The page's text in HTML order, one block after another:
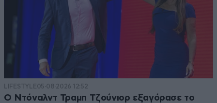
LIFESTYLE05·08·2026 12:52
Ο Ντόναλντ Τραμπ Τζούνιορ εξαγόρασε το